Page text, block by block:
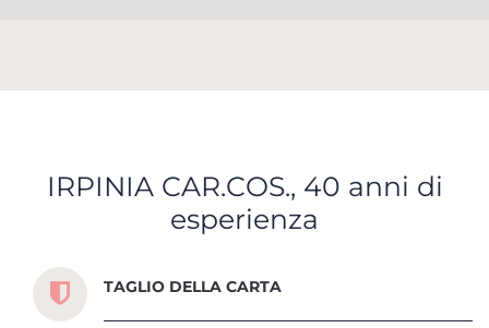
IRPINIA CAR.COS., 40 anni di
esperienza
Scopri tutti i servizi che ti abbiamo dedicato
TAGLIO DELLA CARTA